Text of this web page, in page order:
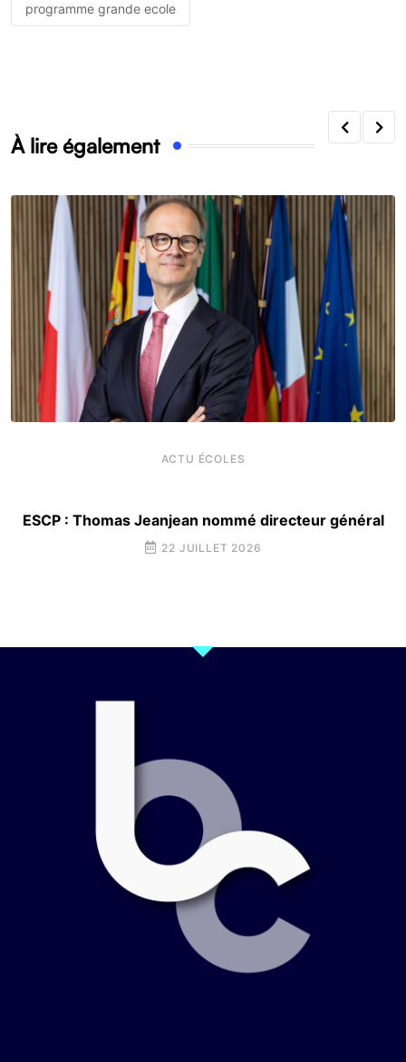
programme grande ecole
À lire également
ACTU ÉCOLES
ESCP : Thomas Jeanjean nommé directeur général
22 JUILLET 2026